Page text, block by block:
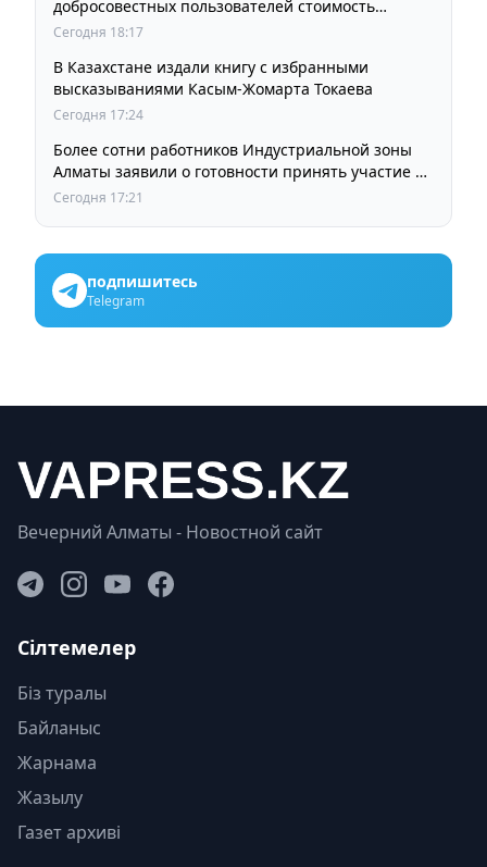
добросовестных пользователей стоимость
остается прежней
Сегодня 18:17
В Казахстане издали книгу с избранными
высказываниями Касым-Жомарта Токаева
Сегодня 17:24
Более сотни работников Индустриальной зоны
Алматы заявили о готовности принять участие в
выборах членов Курылтая
Сегодня 17:21
подпишитесь
Telegram
Вечерний Алматы - Новостной сайт
Сілтемелер
Біз туралы
Байланыс
Жарнама
Жазылу
Газет архиві